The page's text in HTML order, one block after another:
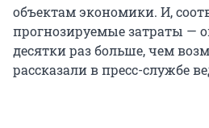
объектам экономики. И,
прогнозируемые затраты —
десятки раз больше, чем
рассказали в пресс-службе